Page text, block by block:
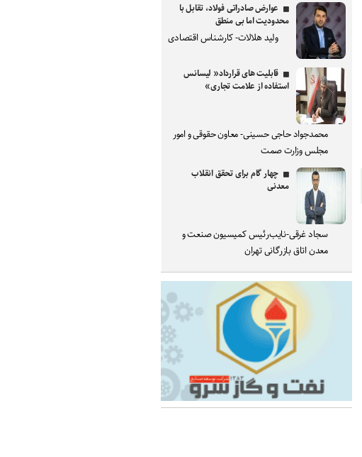
عوارض صادراتی فولاد، تقابل با
محدودیت اما بی منطق
ولید هلالات- کارشناس اقتصادی
قابلیت های قرارداد« لیسانس
استفاده از علامت تجاری»
محمدجواد حاجی حسینی- معاون حقوقی و امور
مجلس وزارت صمت
چهار گام برای تحقق انقلاب
معدنی
سجاد غرقی-نایب‌رئیس کمیسیون صنعت و
معدن اتاق بازرگانی تهران